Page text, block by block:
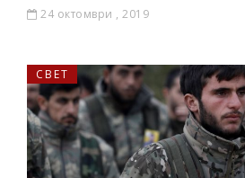
24 октомври , 2019
СВЕТ